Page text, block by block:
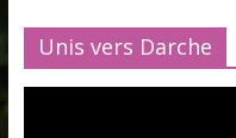
Unis vers Darche